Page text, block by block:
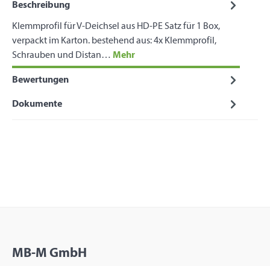
Beschreibung
Klemmprofil für V-Deichsel aus HD-PE Satz für 1 Box,
verpackt im Karton. bestehend aus: 4x Klemmprofil,
Schrauben und Distan… Mehr
Bewertungen
Dokumente
MB-M GmbH